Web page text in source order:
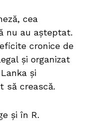
cea
nu au așteptat.
cronice de
și organizat
și
să crească.
și în R.